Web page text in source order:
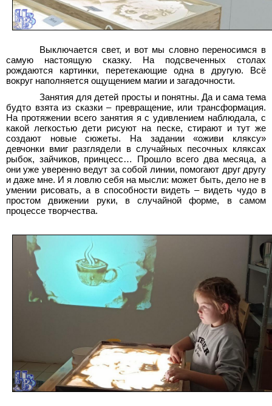
Выключается свет, и вот мы словно переносимся в
самую настоящую сказку. На подсвеченных столах
рождаются картинки, перетекающие одна в другую. Всё
вокруг наполняется ощущением магии и загадочности.
Занятия для детей просты и понятны. Да и сама тема
будто взята из сказки – превращение, или трансформация.
На протяжении всего занятия я с удивлением наблюдала, с
какой легкостью дети рисуют на песке, стирают и тут же
создают новые сюжеты. На задании «оживи кляксу»
девчонки вмиг разглядели в случайных песочных кляксах
рыбок, зайчиков, принцесс… Прошло всего два месяца, а
они уже уверенно ведут за собой линии, помогают друг другу
и даже мне. И я ловлю себя на мысли: может быть, дело не в
умении рисовать, а в способности видеть – видеть чудо в
простом движении руки, в случайной форме, в самом
процессе творчества.